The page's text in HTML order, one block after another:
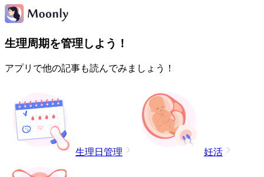
生理周期を管理しよう！
アプリで他の記事も読んでみましょう！
生理日管理 妊活